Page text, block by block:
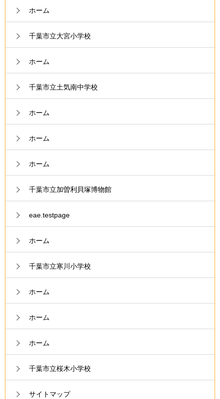
ホーム
千葉市立大宮小学校
ホーム
千葉市立土気南中学校
ホーム
ホーム
ホーム
千葉市立加曽利貝塚博物館
eae.testpage
ホーム
千葉市立寒川小学校
ホーム
ホーム
ホーム
千葉市立桜木小学校
サイトマップ